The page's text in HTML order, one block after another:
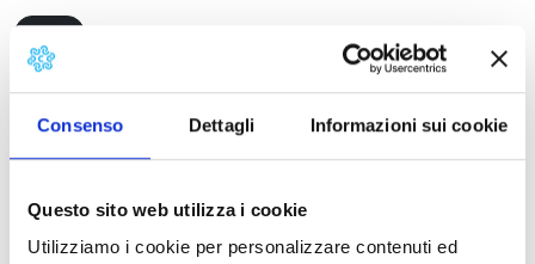
Consenso Dettagli Informazioni sui cookie
Questo sito web utilizza i cookie
Utilizziamo i cookie per personalizzare contenuti ed
Eventi
L’Ente Parco Regionale Migliarino San Rossore
Massaciuccoli e la Biblioteca Comunale “Giacomo
l’ambiente di Torre del Lago Puccini e dintorni, intitolato
“i venerdì del parco”.